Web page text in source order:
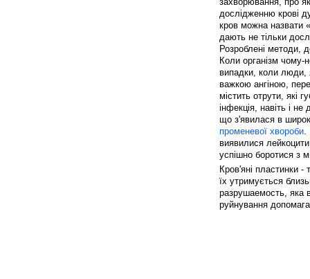
дослідженню крові
кров можна назвати
дають не тільки
Розроблені методи,
Коли організм чому-
випадки, коли люди,
важкою ангіною,
містить отрути, які
інфекція, навіть і
що з'явилася в
променевої хвороби
виявилися
успішно боротися з
Кров'яні пластинки
їх утримується
разрушаемость, яка
руйнування